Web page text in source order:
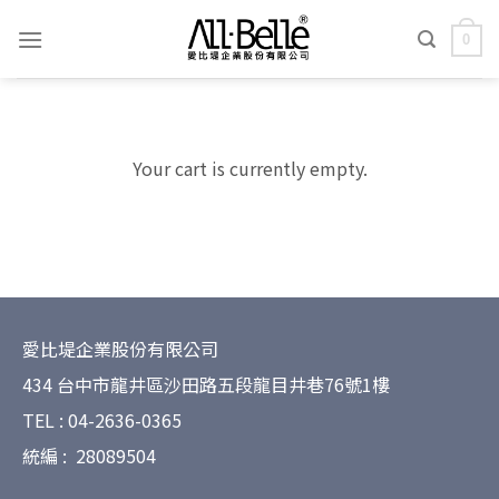
0
Your cart is currently empty.
愛比堤企業股份有限公司
434 台中市龍井區沙田路五段龍目井巷76號1樓
TEL : 04-2636-0365
統編 : 28089504